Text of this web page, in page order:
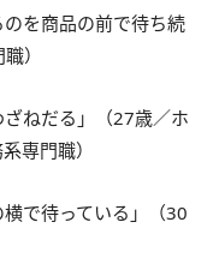
を商品の前で待ち続
）
ねだる」（27歳／ホ
専門職）
で待っている」（30